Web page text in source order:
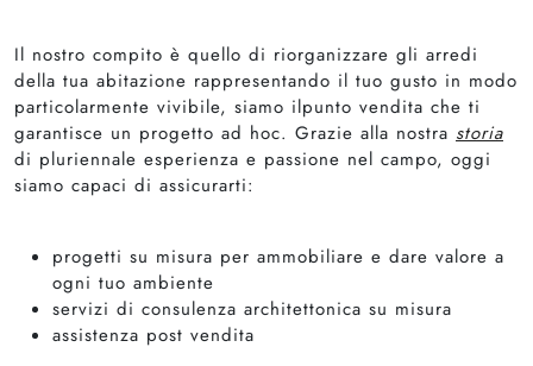
Il nostro compito è quello di riorganizzare gli arredi
della tua abitazione rappresentando il tuo gusto in modo
particolarmente vivibile, siamo ilpunto vendita che ti
garantisce un progetto ad hoc. Grazie alla nostra storia
di pluriennale esperienza e passione nel campo, oggi
siamo capaci di assicurarti:
progetti su misura per ammobiliare e dare valore a
ogni tuo ambiente
servizi di consulenza architettonica su misura
assistenza post vendita